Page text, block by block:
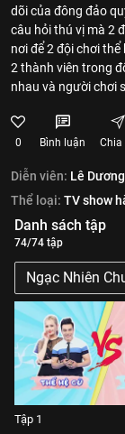
dõi của đông đảo
câu hỏi thú vị mà 2
nơi để 2 đội chơi
2 thành viên trong
nhau và người chơi
0 Bình luận Chia
Diễn viên: Lê
Thể loại: TV show
Danh sách tập
74/74 tập
Ngạc Nhiên
Tập 1